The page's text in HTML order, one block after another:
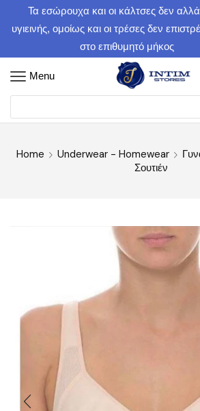
Τα εσώρουχα και οι κάλτσες δεν
υγιεινής, ομοίως και οι τρέσες δεν
στο επιθυμητό μήκος
Menu
Home Underwear - Homewear
Σουτιέν